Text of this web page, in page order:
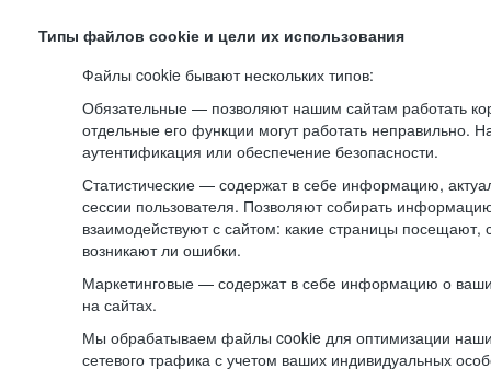
Типы файлов cookie и цели их использования
Файлы cookie бывают нескольких типов:
Обязательные — позволяют нашим сайтам работать
отдельные его функции могут работать неправильно.
аутентификация или обеспечение безопасности.
Статистические — содержат в себе информацию,
сессии пользователя. Позволяют собирать
взаимодействуют с сайтом: какие страницы посещают,
возникают ли ошибки.
Маркетинговые — содержат в себе информацию о
на сайтах.
Мы обрабатываем файлы cookie для оптимизации
сетевого трафика с учетом ваших индивидуальных